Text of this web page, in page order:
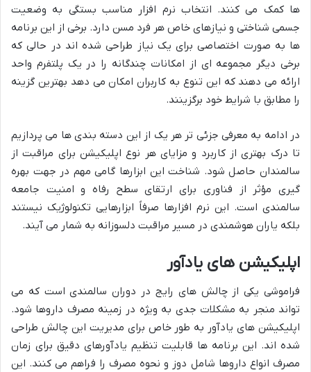
ها کمک می کنند. انتخاب نرم افزار مناسب بستگی به وضعیت
جسمی شناختی و نیازهای خاص هر فرد مسن دارد. برخی از این برنامه
ها به صورت اختصاصی برای یک نیاز طراحی شده اند در حالی که
برخی دیگر مجموعه ای از امکانات چندگانه را در یک پلتفرم واحد
ارائه می دهند که این تنوع به کاربران امکان می دهد بهترین گزینه
را مطابق با شرایط خود برگزینند.
در ادامه به معرفی جزئی تر هر یک از این دسته بندی ها می پردازیم
تا درک بهتری از کاربرد و مزایای هر نوع اپلیکیشن برای مراقبت از
سالمندان حاصل شود. شناخت این ابزارها گامی مهم در جهت بهره
گیری مؤثر از فناوری برای ارتقای سطح رفاه و امنیت جامعه
سالمندی است. این نرم افزارها صرفاً ابزارهایی تکنولوژیک نیستند
بلکه یاران هوشمندی در مسیر مراقبت دلسوزانه به شمار می آیند.
اپلیکیشن های یادآور
فراموشی یکی از چالش های رایج در دوران سالمندی است که می
تواند منجر به مشکلات جدی به ویژه در زمینه مصرف داروها شود.
اپلیکیشن های یادآور به طور خاص برای مدیریت این چالش طراحی
شده اند. این برنامه ها قابلیت تنظیم یادآورهای دقیق برای زمان
مصرف انواع داروها شامل دوز و نحوه مصرف را فراهم می کنند. این